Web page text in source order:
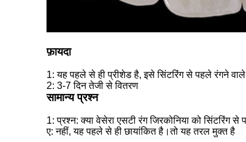
फ़ायदा
1: यह पहले से ही प्रीशेड है, इसे सिंटरिंग से पहले रंगने
2: 3-7 दिन तेजी से वितरण
सामान्य प्रश्न
1: प्रश्न: क्या वेसेरा एसटी रंग जिरकोनिया को
ए: नहीं, यह पहले से ही छायांकित है।तो यह तरल मुक्त है